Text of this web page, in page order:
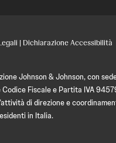
| Dichiarazione Accessibilità
Johnson & Johnson, con
Fiscale e Partita IVA
di direzione e
in Italia.